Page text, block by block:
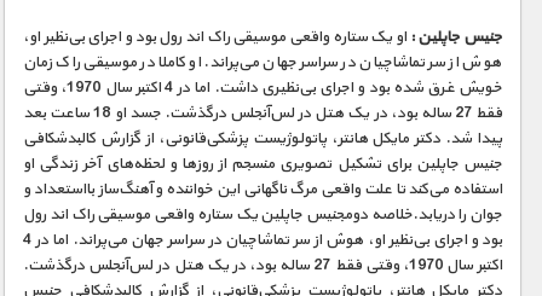
جنیس جاپلین : او یک ستاره واقعی موسیقی راک اند رول بود و اجرای بی‌نظیر او،
هوش از سر تماشاچیان در سراسر جهان می‌پراند. او کاملا در موسیقی راک زمان
خویش غرق شده بود و اجرای بی‌نظیری داشت. اما در 4 اکتبر سال 1970، وقتی
فقط 27 ساله بود، در یک هتل در لس‌آنجلس درگذشت. جسد او 18 ساعت بعد
پیدا شد. دکتر مایکل هانتر، پاتولوژیست پزشکی‌قانونی، از گزارش کالبدشکافی
جنیس جاپلین برای تشکیل تصویری منسجم از روزها و لحظه‌های آخر زندگی او
استفاده می‌کند تا علت واقعی مرگ ناگهانی این خواننده و آهنگ‌ساز بااستعداد و
جوان را دریابد.خلاصه دومجنیس جاپلین یک ستاره واقعی موسیقی راک اند رول
بود و اجرای بی‌نظیر او، هوش از سر تماشاچیان در سراسر جهان می‌پراند. اما در 4
اکتبر سال 1970، وقتی فقط 27 ساله بود، در یک هتل در لس‌آنجلس درگذشت.
دکتر مایکل هانتر، پاتولوژیست پزشکی‌قانونی، از گزارش کالبدشکافی جنیس